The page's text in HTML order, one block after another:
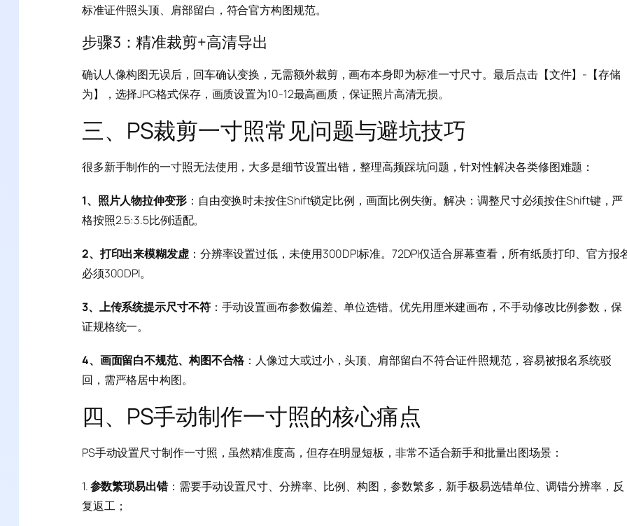
标准证件照头顶、肩部留白，符合官方构图规范。
步骤3：精准裁剪+高清导出
确认人像构图无误后，回车确认变换，无需额外裁剪，画布本身即为标准一寸尺寸。最后点击【文件】-【存储
为】，选择JPG格式保存，画质设置为10-12最高画质，保证照片高清无损。
三、PS裁剪一寸照常见问题与避坑技巧
很多新手制作的一寸照无法使用，大多是细节设置出错，整理高频踩坑问题，针对性解决各类修图难题：
1、照片人物拉伸变形：自由变换时未按住Shift锁定比例，画面比例失衡。解决：调整尺寸必须按住Shift键，严
格按照2.5:3.5比例适配。
2、打印出来模糊发虚：分辨率设置过低，未使用300DPI标准。72DPI仅适合屏幕查看，所有纸质打印、官方报
必须300DPI。
3、上传系统提示尺寸不符：手动设置画布参数偏差、单位选错。优先用厘米建画布，不手动修改比例参数，保
证规格统一。
4、画面留白不规范、构图不合格：人像过大或过小，头顶、肩部留白不符合证件照规范，容易被报名系统驳
回，需严格居中构图。
四、PS手动制作一寸照的核心痛点
PS手动设置尺寸制作一寸照，虽然精准度高，但存在明显短板，非常不适合新手和批量出图场景：
1.参数繁琐易出错：需要手动设置尺寸、分辨率、比例、构图，参数繁多，新手极易选错单位、调错分辨率，反
复返工；